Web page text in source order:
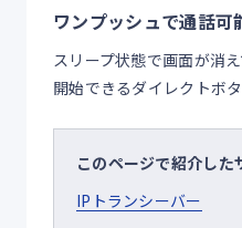
ワンプッシュで通話可
スリープ状態で画面が消
開始できるダイレクトボ
このページで紹介した
IPトランシーバー